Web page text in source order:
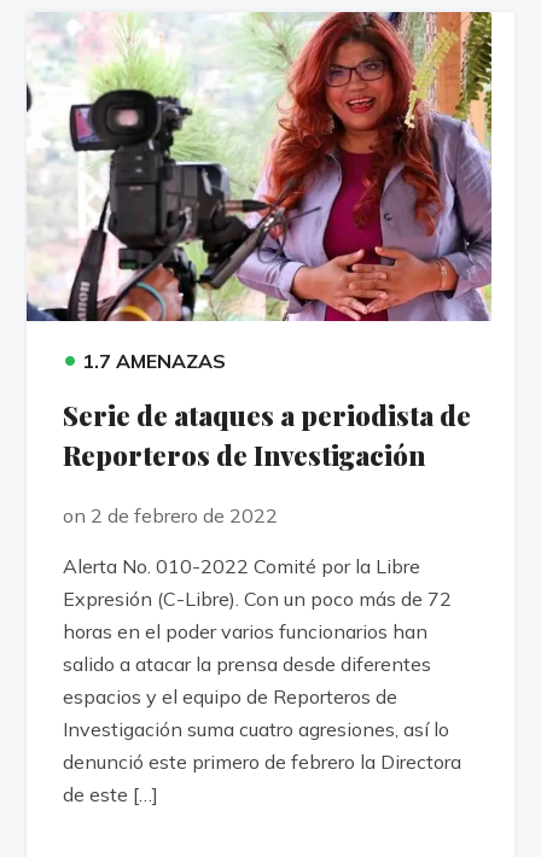
• 1.7 AMENAZAS
Serie de ataques a periodista de
Reporteros de Investigación
on 2 de febrero de 2022
Alerta No. 010-2022 Comité por la Libre
Expresión (C-Libre). Con un poco más de 72
horas en el poder varios funcionarios han
salido a atacar la prensa desde diferentes
espacios y el equipo de Reporteros de
Investigación suma cuatro agresiones, así lo
denunció este primero de febrero la Directora
de este […]